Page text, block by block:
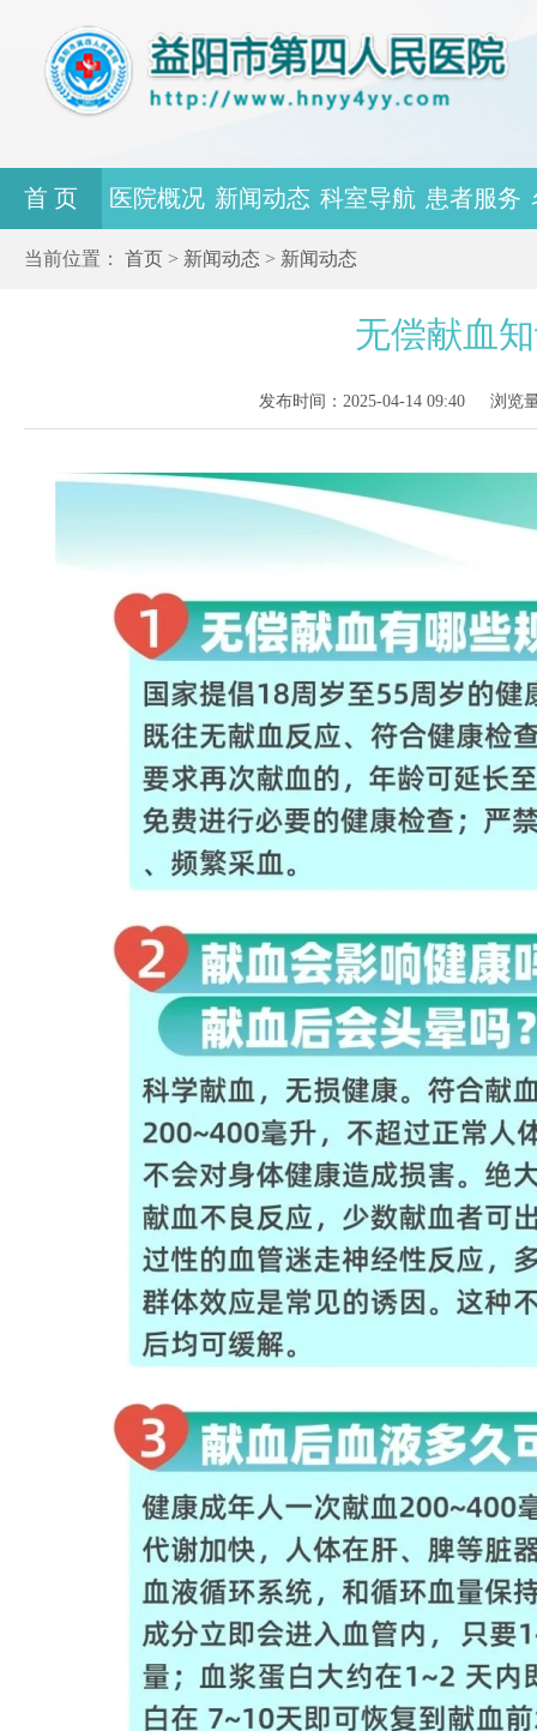
首 页 医院概况 新闻动态 科室导航 患者服务
当前位置： 首页 > 新闻动态 > 新闻动态
无偿献血
发布时间：2025-04-14 09:40 浏览